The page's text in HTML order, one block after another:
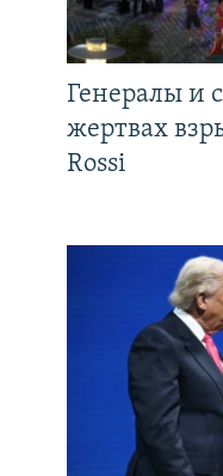
Генералы и
жертвах
Rossi